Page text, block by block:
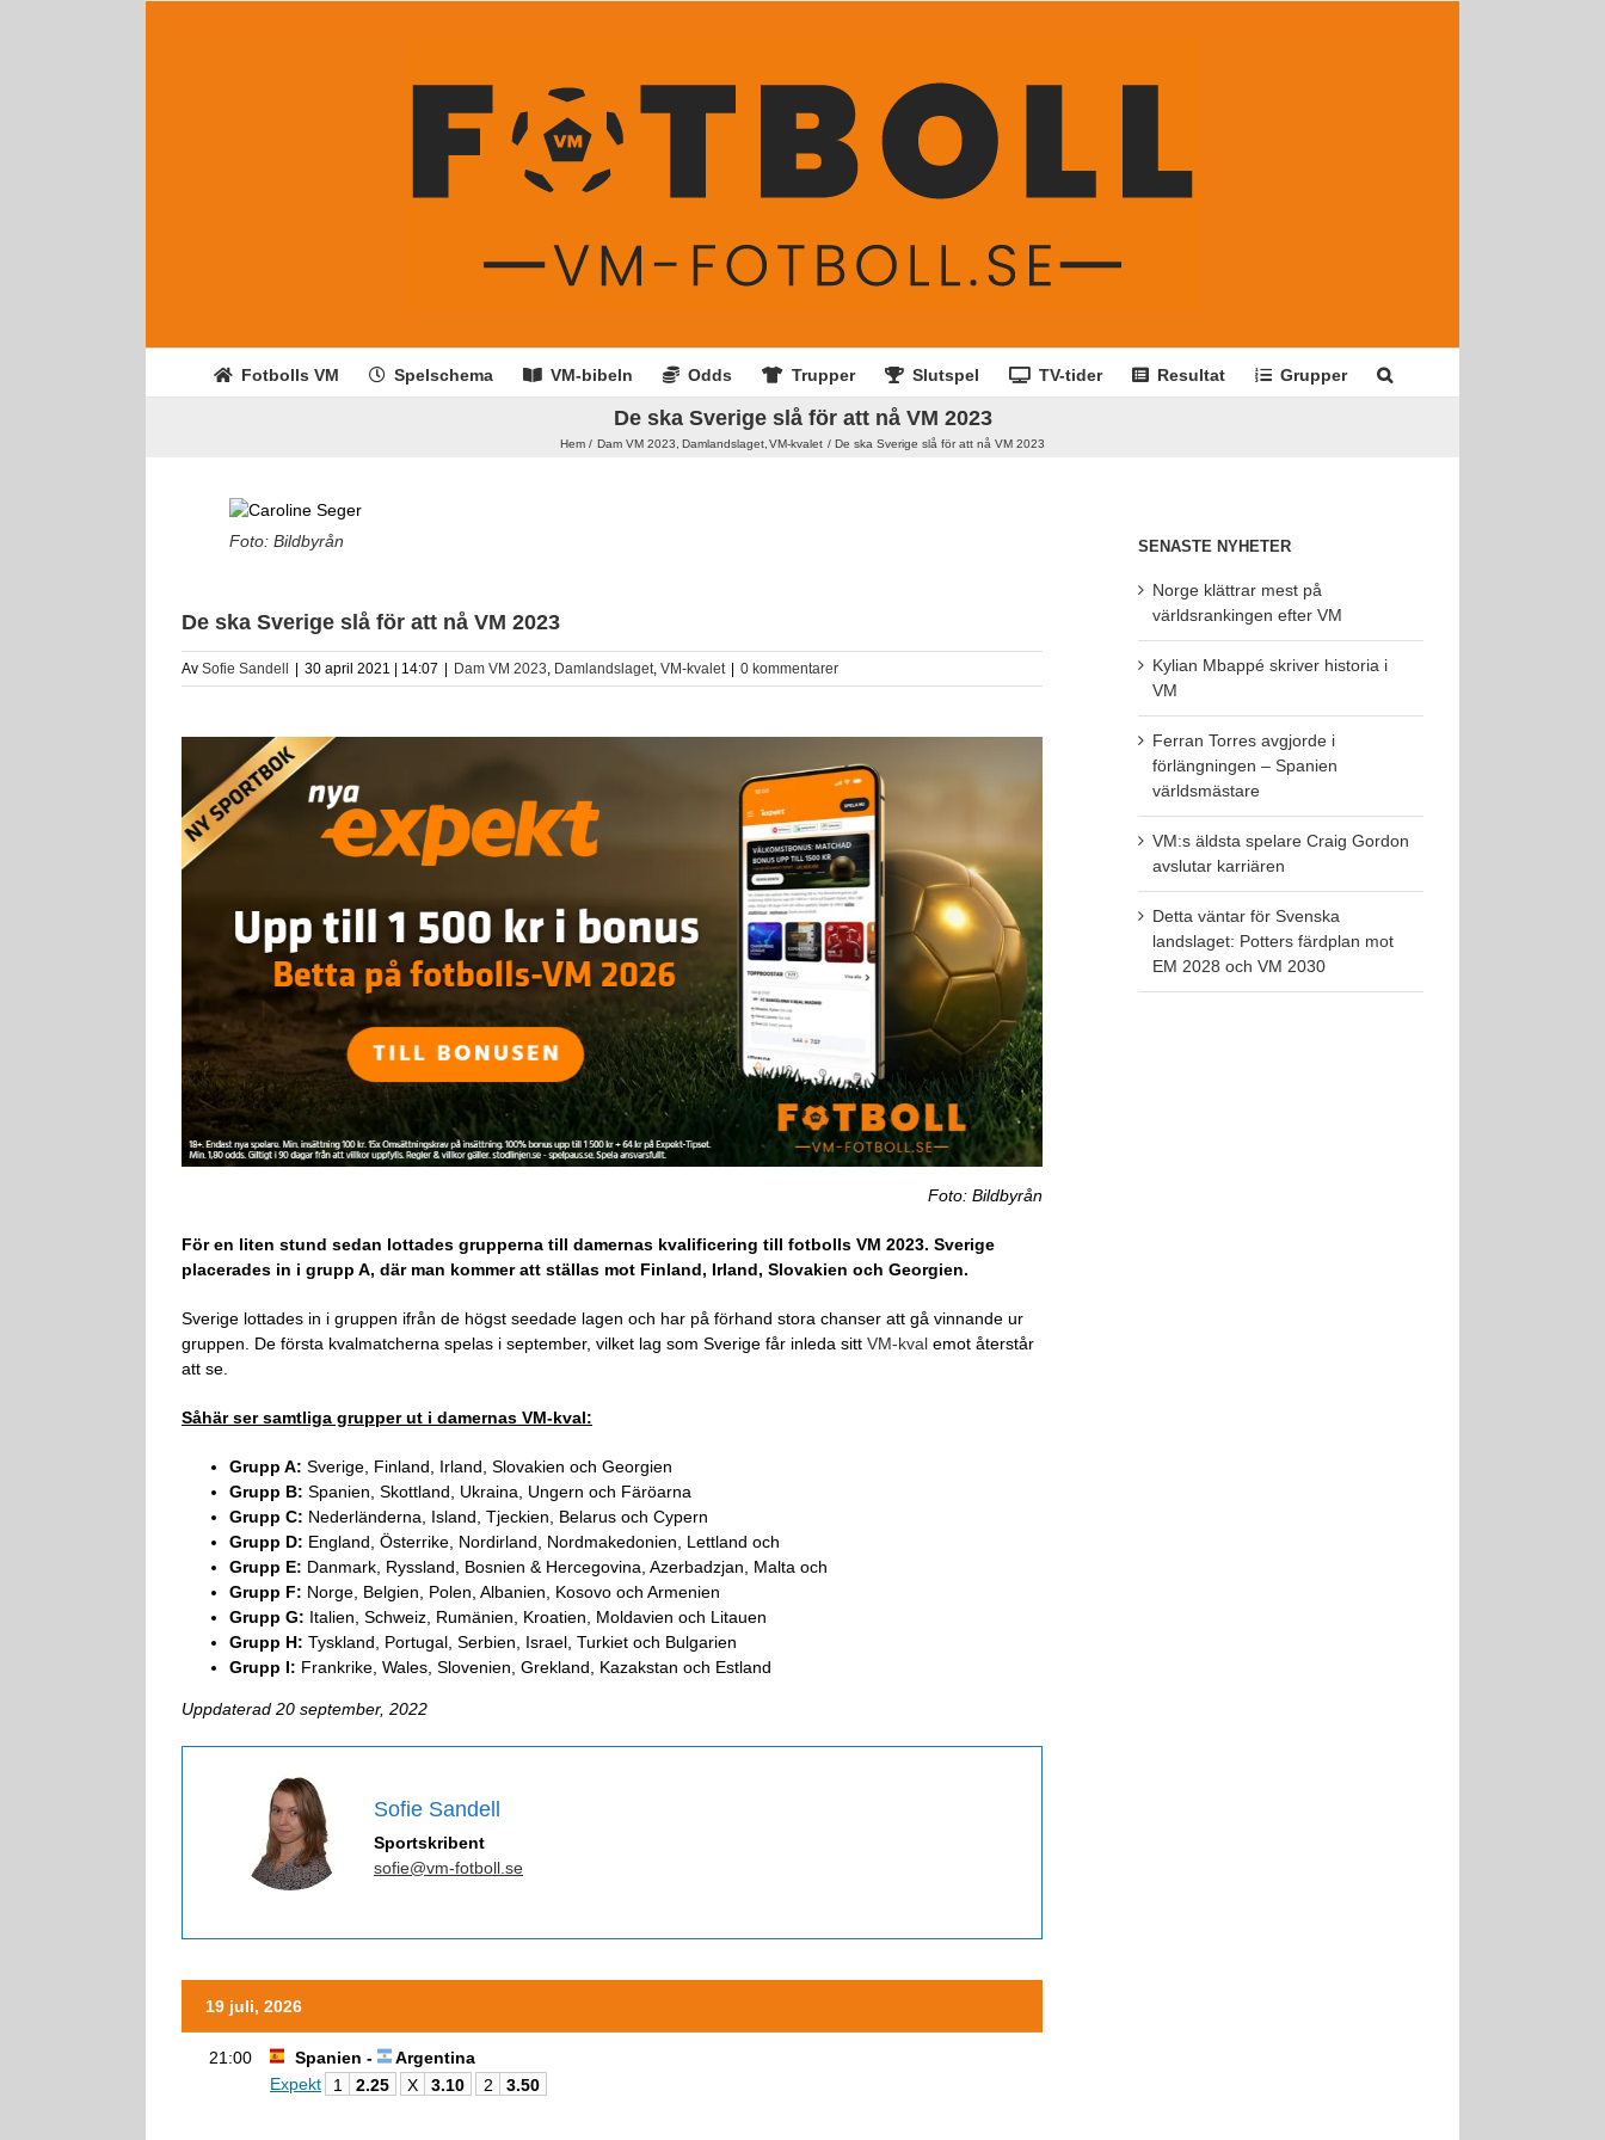
Fotbolls VM Spelschema VM-bibeln Odds Trupper Slutspel TV-tider Resultat Grupper
De ska Sverige slå för att nå VM 2023
Hem Dam VM 2023 Damlandslaget VM-kvalet De ska Sverige slå för att nå VM 2023
Foto: Bildbyrån
De ska Sverige slå för att nå VM 2023
Av Sofie Sandell 30 april 2021 | 14:07 Dam VM 2023, Damlandslaget, VM-kvalet 0 kommentarer
Foto: Bildbyrån
För en liten stund sedan lottades grupperna till damernas kvalificering till fotbolls VM 2023. Sverige
placerades in i grupp A, där man kommer att ställas mot Finland, Irland, Slovakien och Georgien.
Sverige lottades in i gruppen ifrån de högst seedade lagen och har på förhand stora chanser att gå vinnande ur
gruppen. De första kvalmatcherna spelas i september, vilket lag som Sverige får inleda sitt VM-kval emot återstår
att se.
Såhär ser samtliga grupper ut i damernas VM-kval:
Grupp A: Sverige, Finland, Irland, Slovakien och Georgien
Grupp B: Spanien, Skottland, Ukraina, Ungern och Färöarna
Grupp C: Nederländerna, Island, Tjeckien, Belarus och Cypern
Grupp D: England, Österrike, Nordirland, Nordmakedonien, Lettland och
Grupp E: Danmark, Ryssland, Bosnien & Hercegovina, Azerbadzjan, Malta och
Grupp F: Norge, Belgien, Polen, Albanien, Kosovo och Armenien
Grupp G: Italien, Schweiz, Rumänien, Kroatien, Moldavien och Litauen
Grupp H: Tyskland, Portugal, Serbien, Israel, Turkiet och Bulgarien
Grupp I: Frankrike, Wales, Slovenien, Grekland, Kazakstan och Estland
Uppdaterad 20 september, 2022
Sofie Sandell
Sportskribent
sofie@vm-fotboll.se
19 juli, 2026
21:00 Spanien -
Argentina
Expekt
1 2.25 X 3.10 2 3.50
SENASTE NYHETER
Norge klättrar mest på
världsrankingen efter VM
Kylian Mbappé skriver historia i
VM
Ferran Torres avgjorde i
förlängningen – Spanien
världsmästare
VM:s äldsta spelare Craig Gordon
avslutar karriären
Detta väntar för Svenska
landslaget: Potters färdplan mot
EM 2028 och VM 2030